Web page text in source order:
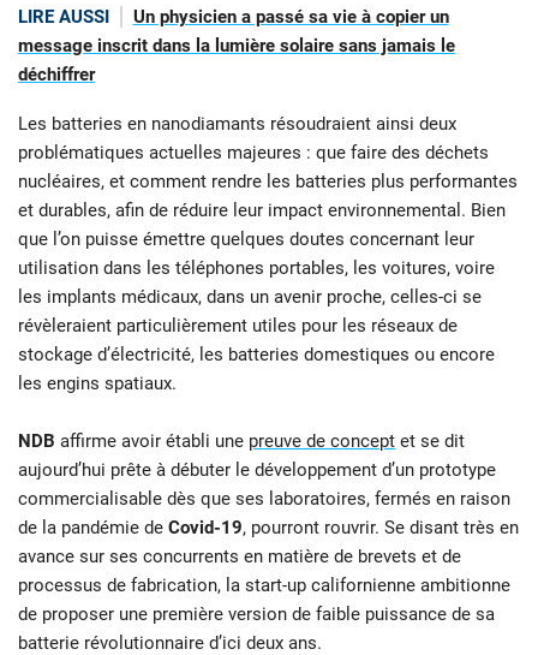
LIRE AUSSI
Un physicien a passé sa vie à copier un
message inscrit dans la lumière solaire sans jamais le
déchiffrer
Les batteries en nanodiamants résoudraient ainsi deux
problématiques actuelles majeures : que faire des déchets
nucléaires, et comment rendre les batteries plus performantes
et durables, afin de réduire leur impact environnemental. Bien
que l’on puisse émettre quelques doutes concernant leur
utilisation dans les téléphones portables, les voitures, voire
les implants médicaux, dans un avenir proche, celles-ci se
révèleraient particulièrement utiles pour les réseaux de
stockage d’électricité, les batteries domestiques ou encore
les engins spatiaux.
NDB affirme avoir établi une preuve de concept et se dit
aujourd’hui prête à débuter le développement d’un prototype
commercialisable dès que ses laboratoires, fermés en raison
de la pandémie de Covid-19, pourront rouvrir. Se disant très en
avance sur ses concurrents en matière de brevets et de
processus de fabrication, la start-up californienne ambitionne
de proposer une première version de faible puissance de sa
batterie révolutionnaire d’ici deux ans.